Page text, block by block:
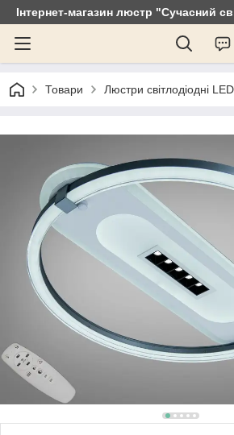
Інтернет-магазин люстр "Сучасний
Товари Люстри світлодіодні LED